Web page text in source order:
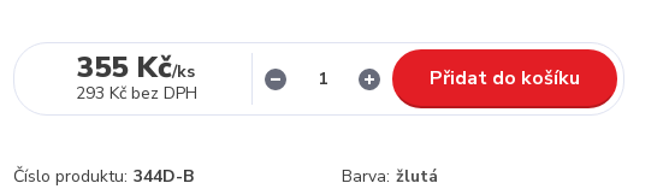
355 Kč/ks
293 Kč bez DPH
Přidat do košíku
Číslo produktu: 344D-B Barva: žlutá